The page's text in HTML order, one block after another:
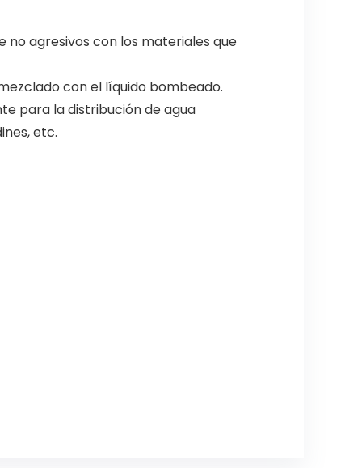
agresivos con los materiales que
con el líquido bombeado.
para la distribución de agua
etc.